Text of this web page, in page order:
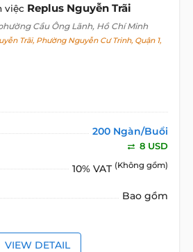
việc Replus Nguyễn Trãi
Cầu Ông Lãnh, Hồ Chí Minh
Trãi, Phường Nguyễn Cư Trinh, Quận 1,
200 Ngàn/Buổi
8 USD
10% VAT (Không gồm)
Bao gồm
VIEW DETAIL